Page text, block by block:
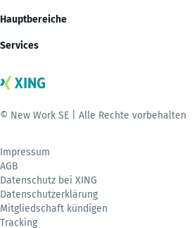
Hauptbereiche
Services
© New Work SE | Alle Rechte vorbehalten
Impressum
AGB
Datenschutz bei XING
Datenschutzerklärung
Mitgliedschaft kündigen
Tracking